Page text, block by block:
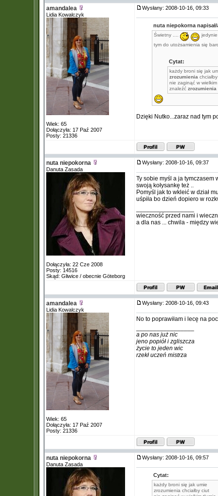
amandalea
Lidia Kowalczyk
Wiek: 65
Dołączyła: 17 Paź 2007
Posty: 21336
Wysłany: 2008-10-16, 09:33
nuta niepokorna napisał/
Świetny ....
tym do utożsamienia się
Cytat:
każdy broni się jak
zrozumienia
nie zaginąć w wielkim
znaleźć zrozumienia
Dzięki Nutko...zaraz nad tym
nuta niepokorna
Danuta Zasada
Dołączyła: 22 Cze 2008
Posty: 14516
Skąd: Gliwice / obecnie Göteborg
Wysłany: 2008-10-16, 09:37
Ty sobie myśl a ja tymczasem
swoją kołysankę też ..
Pomyśl jak to wkleić w dział
uśpiła bo dzień dopiero w
wieczność przed nami i
a dla nas ... chwila - między
amandalea
Lidia Kowalczyk
Wiek: 65
Dołączyła: 17 Paź 2007
Posty: 21336
Wysłany: 2008-10-16, 09:43
No to poprawiłam i lecę na
a po nas już nic
jeno popiół i zgliszcza
życie to jeden wic
rzekł uczeń mistrza
nuta niepokorna
Danuta Zasada
Wysłany: 2008-10-16, 09:57
Cytat:
każdy broni się jak umie
zrozumienia chciałby ciut